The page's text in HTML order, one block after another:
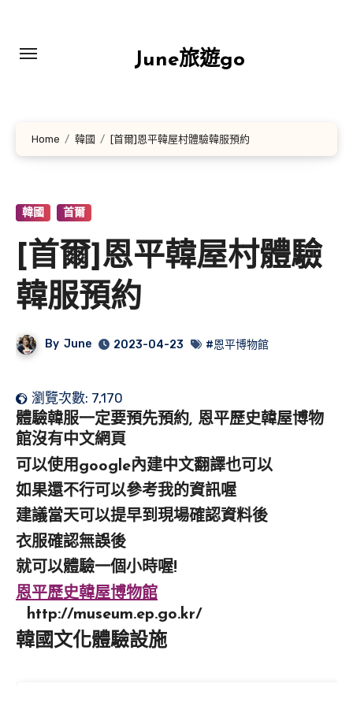
content
June旅遊go
Home 韓國 [首爾]恩平韓屋村體驗韓服預約
韓國 首爾
[首爾]恩平韓屋村體驗
韓服預約
By June 2023-04-23 #恩平博物館
瀏覽次數: 7,170
體驗韓服一定要預先預約, 恩平歷史韓屋博物
館沒有中文網頁
可以使用google內建中文翻譯也可以
如果還不行可以參考我的資訊喔
建議當天可以提早到現場確認資料後
衣服確認無誤後
就可以體驗一個小時喔!
恩平歷史韓屋博物館
http://museum.ep.go.kr/
韓國文化體驗設施